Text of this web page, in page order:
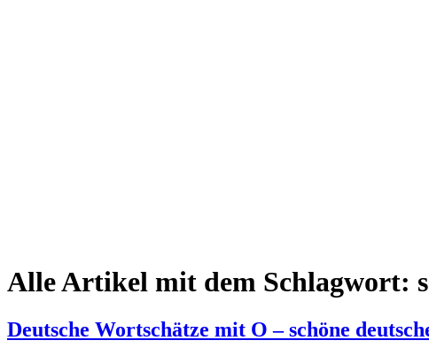
Alle Artikel mit dem Schlagwort:
Deutsche Wortschätze mit O – schöne